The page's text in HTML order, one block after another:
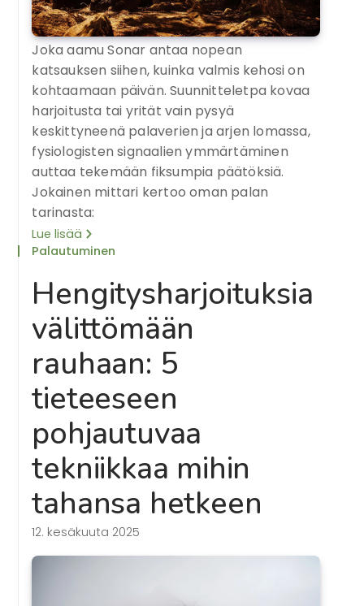
Joka aamu Sonar antaa nopean
katsauksen siihen, kuinka valmis kehosi on
kohtaamaan päivän. Suunnitteletpa kovaa
harjoitusta tai yrität vain pysyä
keskittyneenä palaverien ja arjen lomassa,
fysiologisten signaalien ymmärtäminen
auttaa tekemään fiksumpia päätöksiä.
Jokainen mittari kertoo oman palan
tarinasta:
Lue lisää
Palautuminen
Hengitysharjoituksia
välittömään
rauhaan: 5
tieteeseen
pohjautuvaa
tekniikkaa mihin
tahansa hetkeen
12. kesäkuuta 2025